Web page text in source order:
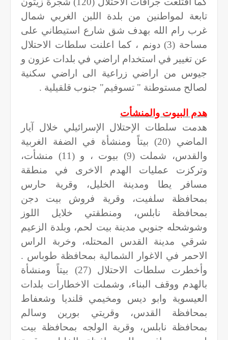
تابعة لمواطنين من بلدة اللبن الغربي شمال
غرب رام الله بهدف شق شارع استيطاني على
مساحة (3) دونم ، كما اعلنت سلطات الاحتلال
عن تغيير في استخدام اراضي في بلدات عزون و
جيوس من اراضي زراعية الى اراضي سكنية
لصالح مستوطنة " تسوفيم" جنوب قلقيلية .
هدم البيوت والمنشأت
هدمت سلطات الإحتلال الإسرائيلي خلال آيار
الماضي (20) بيتاً ومنشأة في الضفة الغربية
والقدس، شملت (9) بيوت ،
و (11) منشأت،
وتركزت عمليات الهدم الاخرى في منطقة
مسافر يطا ومدينة الخليل، وقرية حارس
بمحافظة سلفيت، وقرية فروش بيت دجن
بمحافظة نابلس، ومنطقتي خلايل اللوز
وشوشحله جنوبي مدينة بيت لحم، وبلدة الزعيم
شرقي مدينة القدس المحتله، وخربة الراس
الاحمر في الاغوار الشمالية بمحافظة طوباس .
وأخطرت سلطات الاحتلال (27) بيتاً ومنشأة
بالهدم ووقف البناء، وشملت الاخطارات بلدات
العيسوية وابو ديس ومخيمي قلنديا وشعفاط
بمحافظة القدس، وقريتي بورين وسالم
بمحافظة نابلس، وقرية الولجه بمحافظة بيت